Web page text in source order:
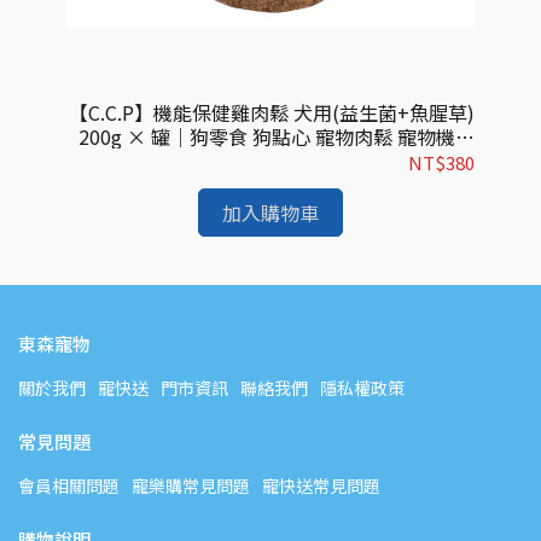
【C.C.P】機能保健雞肉鬆 犬用(益生菌+魚腥草)
200g × 罐｜狗零食 狗點心 寵物肉鬆 寵物機能
零食 腸胃保健
NT$380
加入購物車
東森寵物
關於我們 寵快送 門市資訊 聯絡我們 隱私權政策
常見問題
會員相關問題 寵樂購常見問題 寵快送常見問題